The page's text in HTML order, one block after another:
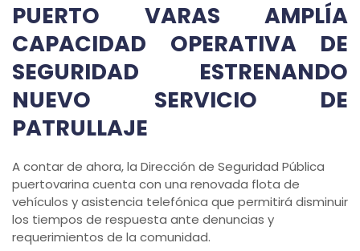
PUERTO VARAS AMPLÍA
CAPACIDAD OPERATIVA DE
SEGURIDAD ESTRENANDO
NUEVO SERVICIO DE
PATRULLAJE
A contar de ahora, la Dirección de Seguridad Pública
puertovarina cuenta con una renovada flota de
vehículos y asistencia telefónica que permitirá disminuir
los tiempos de respuesta ante denuncias y
requerimientos de la comunidad.